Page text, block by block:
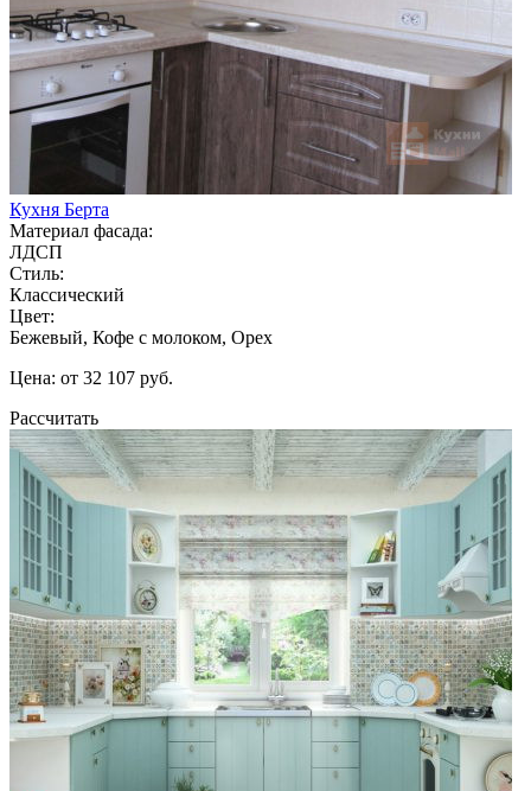
Кухня Берта
Материал фасада:
ЛДСП
Стиль:
Классический
Цвет:
Бежевый, Кофе с молоком, Орех
Цена: от 32 107 руб.
Рассчитать